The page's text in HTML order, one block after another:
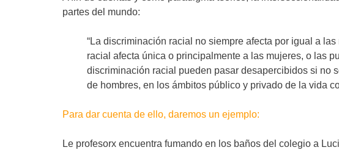
partes del mundo:
“La discriminación racial no siempre afecta por igual a
racial afecta única o principalmente a las mujeres, o las
discriminación racial pueden pasar desapercibidos si no
de hombres, en los ámbitos público y privado de la vida
Para dar cuenta de ello, daremos un ejemplo:
Le profesorx encuentra fumando en los baños del colegio a